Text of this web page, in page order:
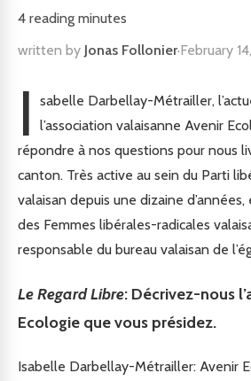
4 reading minutes
written by Jonas Follonier·February
I
sabelle Darbellay-Métrailler,
l’association valaisanne Avenir
répondre à nos questions pour nous
canton. Très active au sein du Parti
valaisan depuis une dizaine
des Femmes libérales-radicales
responsable du bureau valaisan de
Le Regard Libre: Décrivez-nous
Ecologie que vous présidez.
Isabelle Darbellay-Métrailler: Avenir